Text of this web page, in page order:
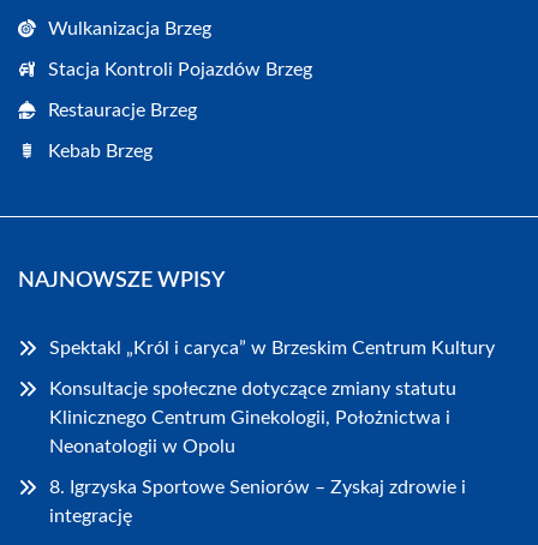
Wulkanizacja Brzeg
Stacja Kontroli Pojazdów Brzeg
Restauracje Brzeg
Kebab Brzeg
NAJNOWSZE WPISY
Spektakl „Król i caryca” w Brzeskim Centrum Kultury
Konsultacje społeczne dotyczące zmiany statutu
Klinicznego Centrum Ginekologii, Położnictwa i
Neonatologii w Opolu
8. Igrzyska Sportowe Seniorów – Zyskaj zdrowie i
integrację